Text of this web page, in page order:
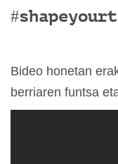
Bideo honetan
berriaren funtsa